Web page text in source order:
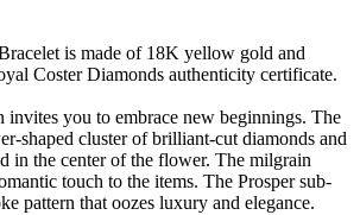
is made of 18K yellow gold and
Coster Diamonds authenticity certificate.
invites you to embrace new beginnings. The
shaped cluster of brilliant-cut diamonds and
in the center of the flower. The milgrain
touch to the items. The Prosper sub-
pattern that oozes luxury and elegance.